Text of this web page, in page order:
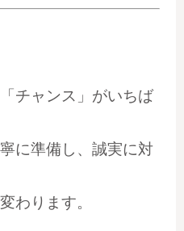
チャンス」がいちば
に準備し、誠実に対
わります。